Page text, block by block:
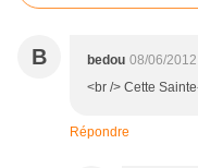
B bedou 08/06/
<br /> Cette
Répondre